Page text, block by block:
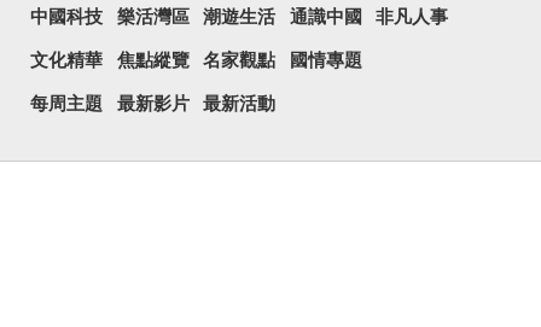
中國科技 樂活灣區 潮遊生活 通識中國 非凡人事
文化精華 焦點縱覽 名家觀點 國情專題
每周主題 最新影片 最新活動